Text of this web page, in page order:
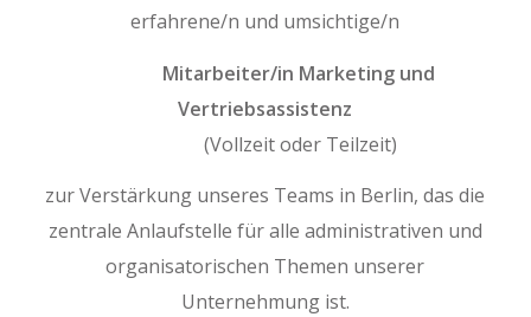
erfahrene/n und umsichtige/n
Mitarbeiter/in Marketing und
Vertriebsassistenz
(Vollzeit oder Teilzeit)
zur Verstärkung unseres Teams in Berlin, das die
zentrale Anlaufstelle für alle administrativen und
organisatorischen Themen unserer
Unternehmung ist.